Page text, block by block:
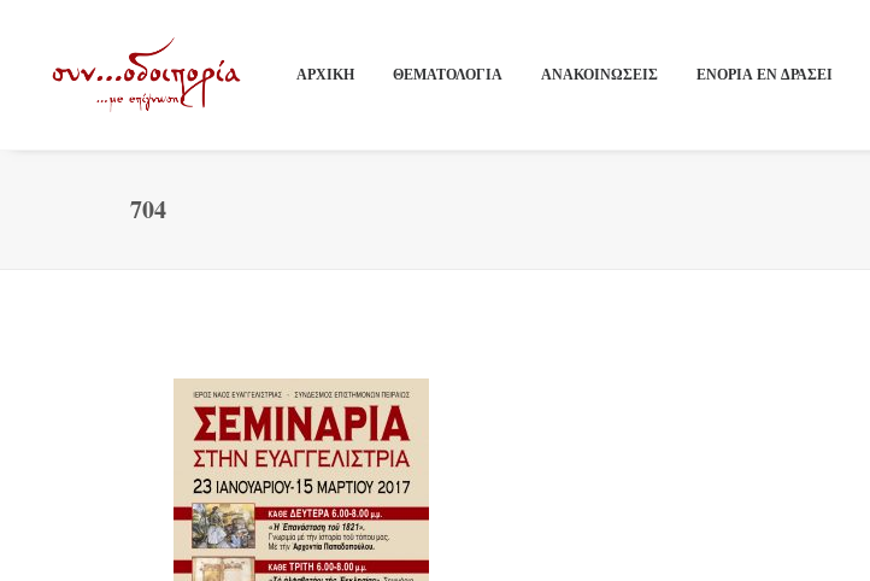
ΑΡΧΙΚΗ ΘΕΜΑΤΟΛΟΓΙΑ ΑΝΑΚΟΙΝΩΣΕΙΣ ΕΝΟΡΙΑ ΕΝ ΔΡΑΣΕΙ
704